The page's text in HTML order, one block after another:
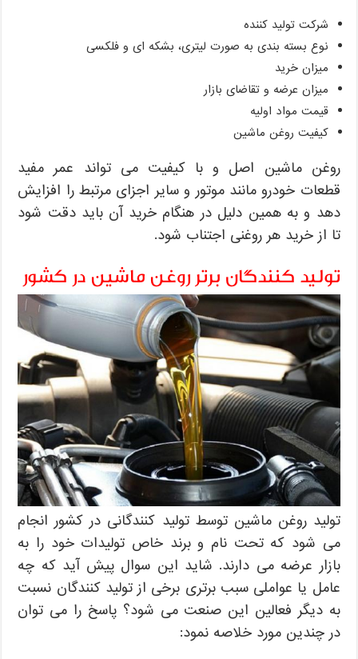
شرکت تولید کننده
نوع بسته بندی به صورت لیتری، بشکه ای و فلکسی
میزان خرید
میزان عرضه و تقاضای بازار
قیمت مواد اولیه
کیفیت روغن ماشین
روغن ماشین اصل و با کیفیت می تواند عمر مفید
قطعات خودرو مانند موتور و سایر اجزای مرتبط را افزایش
دهد و به همین دلیل در هنگام خرید آن باید دقت شود
تا از خرید هر روغنی اجتناب شود.
تولید کنندگان برتر روغن ماشین در کشور
تولید روغن ماشین توسط تولید کنندگانی در کشور انجام
می شود که تحت نام و برند خاص تولیدات خود را به
بازار عرضه می دارند. شاید این سوال پیش آید که چه
عامل یا عواملی سبب برتری برخی از تولید کنندگان نسبت
به دیگر فعالین این صنعت می شود؟ پاسخ را می توان
در چندین مورد خلاصه نمود: